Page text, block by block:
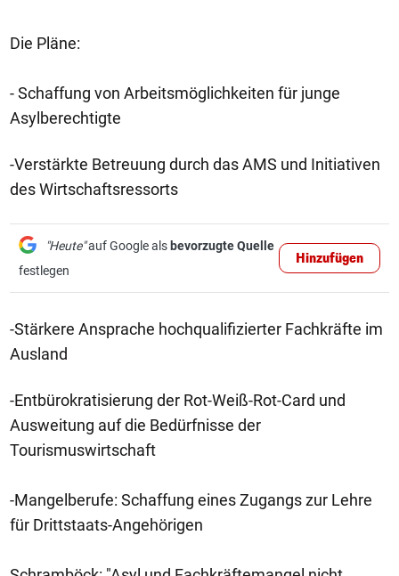
Die Pläne:
- Schaffung von Arbeitsmöglichkeiten für junge
Asylberechtigte
-Verstärkte Betreuung durch das AMS und Initiativen
des Wirtschaftsressorts
"Heute"auf Google als bevorzugte Quelle
festlegen
Hinzufügen
-Stärkere Ansprache hochqualifizierter Fachkräfte im
Ausland
-Entbürokratisierung der Rot-Weiß-Rot-Card und
Ausweitung auf die Bedürfnisse der
Tourismuswirtschaft
-Mangelberufe: Schaffung eines Zugangs zur Lehre
für Drittstaats-Angehörigen